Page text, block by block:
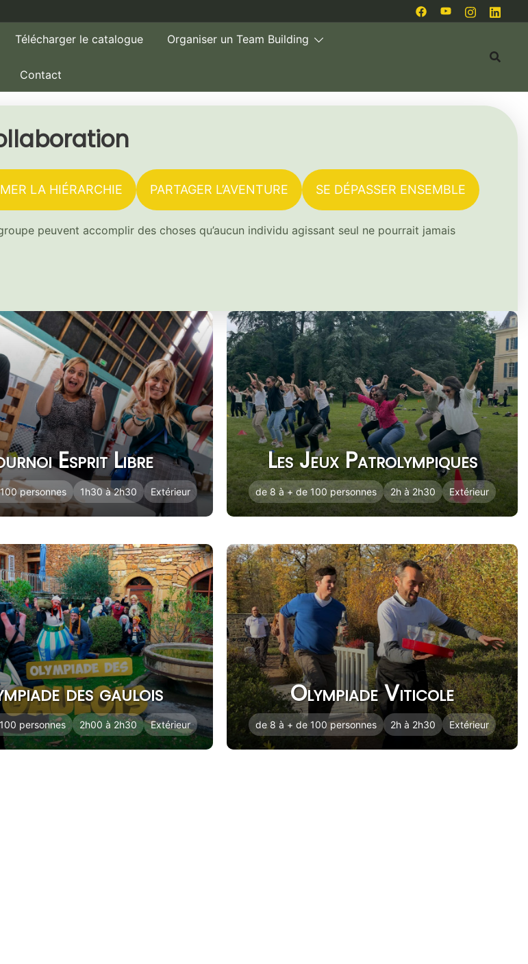
Télécharger le catalogue Organiser un Team Building
Contact
LA HIÉRARCHIE PARTAGER L’AVENTURE SE DÉPASSER ENSEMBLE
peuvent accomplir des choses qu’aucun individu agissant seul ne pourrait jamais
Esprit Libre
personnes 1h30 à 2h30 Extérieur
Les Jeux Patrolympiques
de 8 à + de 100 personnes 2h à 2h30 Extérieur
des gaulois
personnes 2h00 à 2h30 Extérieur
Olympiade Viticole
de 8 à + de 100 personnes 2h à 2h30 Extérieur